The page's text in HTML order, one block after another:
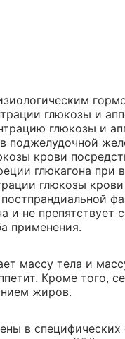
глюкозы и
глюкозы и
поджелудочной
крови
глюкагона
глюкозы
и не препятствует
применения.
массу тела и
Кроме того,
жиров.
в